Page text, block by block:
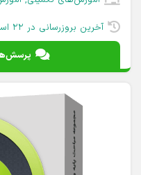
آخرین بروزرسانی در ۲۲ اسفند ۱۳۹۷
پرسش‌ها